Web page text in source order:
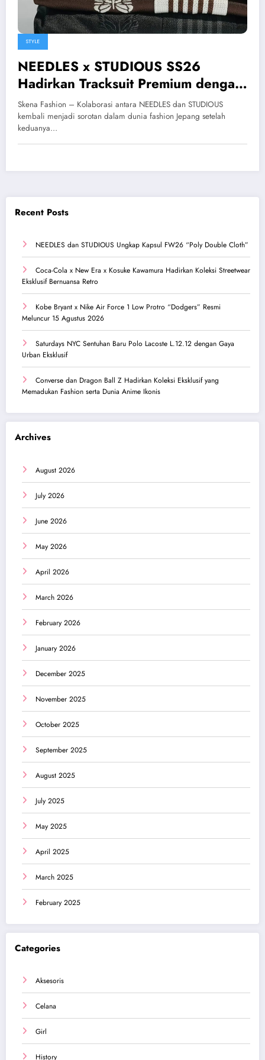
STYLE
NEEDLES x STUDIOUS SS26
Hadirkan Tracksuit Premium dengan
Nuansa Minimalis Modern
Skena Fashion – Kolaborasi antara NEEDLES dan STUDIOUS
kembali menjadi sorotan dalam dunia fashion Jepang setelah
keduanya…
Recent Posts
NEEDLES dan STUDIOUS Ungkap Kapsul FW26 “Poly Double Cloth”
Coca-Cola x New Era x Kosuke Kawamura Hadirkan Koleksi Streetwear
Eksklusif Bernuansa Retro
Kobe Bryant x Nike Air Force 1 Low Protro “Dodgers” Resmi
Meluncur 15 Agustus 2026
Saturdays NYC Sentuhan Baru Polo Lacoste L.12.12 dengan Gaya
Urban Eksklusif
Converse dan Dragon Ball Z Hadirkan Koleksi Eksklusif yang
Memadukan Fashion serta Dunia Anime Ikonis
Archives
August 2026
July 2026
June 2026
May 2026
April 2026
March 2026
February 2026
January 2026
December 2025
November 2025
October 2025
September 2025
August 2025
July 2025
May 2025
April 2025
March 2025
February 2025
Categories
Aksesoris
Celana
Girl
History